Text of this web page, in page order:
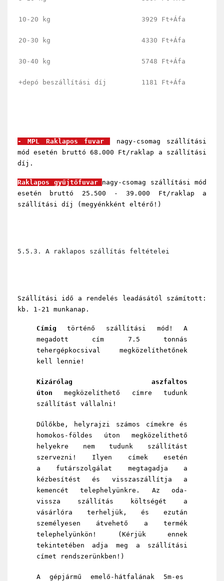
10-20 kg 3929 Ft+Áfa
20-30 kg 4330 Ft+Áfa
30-40 kg 5748 Ft+Áfa
+depó beszállítási díj 1181 Ft+Áfa
- MPL Raklapos fuvar
nagy-csomag szállítási
mód esetén bruttó 68.000 Ft/raklap a szállítási
díj.
Raklapos gyűjtőfuvar
nagy-csomag szállítási mód
esetén bruttó 25.500 - 39.000 Ft/raklap a
szállítási díj (megyénkként eltérő!)
5.5.3. A raklapos szállítás feltételei
Szállítási idő a rendelés leadásától számított:
kb. 1-21 munkanap.
Címig történő szállítási mód! A
megadott cím 7.5 tonnás
tehergépkocsival megközelíthetőnek
kell lennie!
Kizárólag aszfaltos
úton
megközelíthető címre tudunk
szállítást vállalni!
Dűlőkbe, helyrajzi számos címekre és
homokos-földes úton megközelíthető
helyekre nem tudunk szállítást
szervezni! Ilyen címek esetén
a futárszolgálat megtagadja a
kézbesítést és visszaszállítja a
kemencét telephelyünkre. Az oda-
vissza szállítás költségét a
vásárlóra terheljük, és ezután
személyesen átvehető a termék
telephelyünkön! (Kérjük ennek
tekintetében adja meg a szállítási
címet rendszerünkben!)
A gépjármű emelő-hátfalának 5m-es